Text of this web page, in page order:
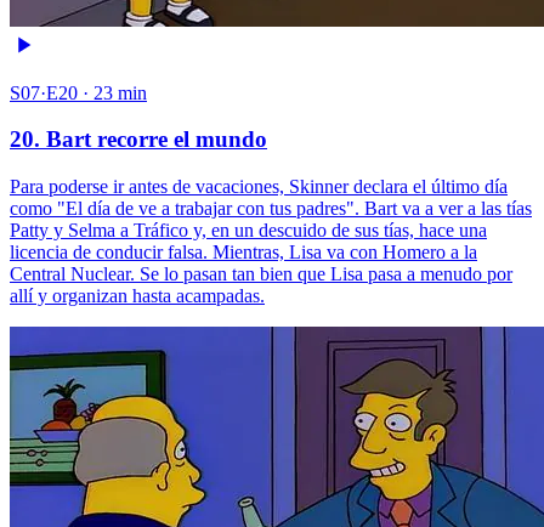
S07·E20 · 23 min
20. Bart recorre el mundo
Para poderse ir antes de vacaciones, Skinner declara el último día
como "El día de ve a trabajar con tus padres". Bart va a ver a las tías
Patty y Selma a Tráfico y, en un descuido de sus tías, hace una
licencia de conducir falsa. Mientras, Lisa va con Homero a la
Central Nuclear. Se lo pasan tan bien que Lisa pasa a menudo por
allí y organizan hasta acampadas.